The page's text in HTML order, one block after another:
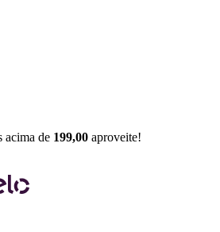
acima de 199,00 aproveite!